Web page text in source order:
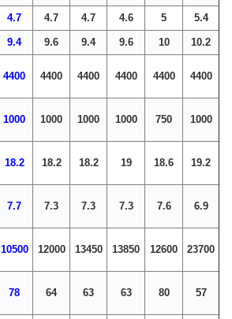
4.7 4.7 4.7 4.6 5 5.4
9.4 9.6 9.4 9.6 10 10.2
4400 4400 4400 4400 4400 4400
1000 1000 1000 1000 750 1000
18.2 18.2 18.2 19 18.6 19.2
7.7 7.3 7.3 7.3 7.6 6.9
10500 12000 13450 13850 12600 23700
78 64 63 63 80 57